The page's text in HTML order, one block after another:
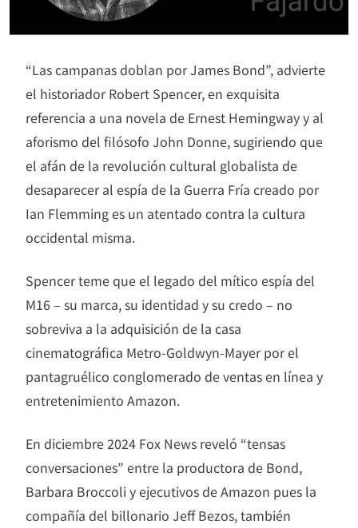
“Las campanas doblan por James Bond”, advierte
el historiador Robert Spencer, en exquisita
referencia a una novela de Ernest Hemingway y al
aforismo del filósofo John Donne, sugiriendo que
el afán de la revolución cultural globalista de
desaparecer al espía de la Guerra Fría creado por
Ian Flemming es un atentado contra la cultura
occidental misma.
Spencer teme que el legado del mítico espía del
M16 – su marca, su identidad y su credo – no
sobreviva a la adquisición de la casa
cinematográfica Metro-Goldwyn-Mayer por el
pantagruélico conglomerado de ventas en línea y
entretenimiento Amazon.
En diciembre 2024 Fox News reveló “tensas
conversaciones” entre la productora de Bond,
Barbara Broccoli y ejecutivos de Amazon pues la
compañía del billonario Jeff Bezos, también